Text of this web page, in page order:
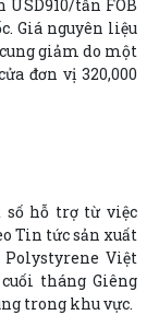
tấn FOB
Giá nguyên liệu
giảm do một
đơn vị 320,000
số hỗ trợ từ việc
Tin tức sản xuất
Polystyrene Việt
tháng Giêng
trong khu vực.